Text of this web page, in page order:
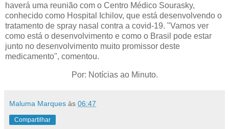
haverá uma reunião com o Centro Médico Sourasky,
conhecido como Hospital Ichilov, que está desenvolvendo o
tratamento de spray nasal contra a covid-19. "Vamos ver
como está o desenvolvimento e como o Brasil pode estar
junto no desenvolvimento muito promissor deste
medicamento", comentou.
Por: Notícias ao Minuto.
Maluma Marques às 06:47
Compartilhar